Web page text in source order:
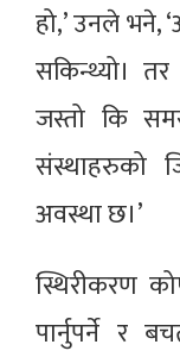
हो,’ उनले भने,
सकिन्थ्यो।
जस्तो कि
संस्थाहरुको
अवस्था छ।’
स्थिरीकरण
पार्नुपर्ने र